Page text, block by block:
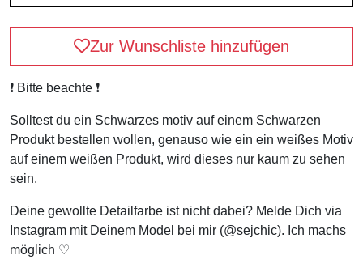
Zur Wunschliste hinzufügen
❗️ Bitte beachte ❗️
Solltest du ein Schwarzes motiv auf einem Schwarzen
Produkt bestellen wollen, genauso wie ein ein weißes Motiv
auf einem weißen Produkt, wird dieses nur kaum zu sehen
sein.
Deine gewollte Detailfarbe ist nicht dabei? Melde Dich via
Instagram mit Deinem Model bei mir (@sejchic). Ich machs
möglich ♡